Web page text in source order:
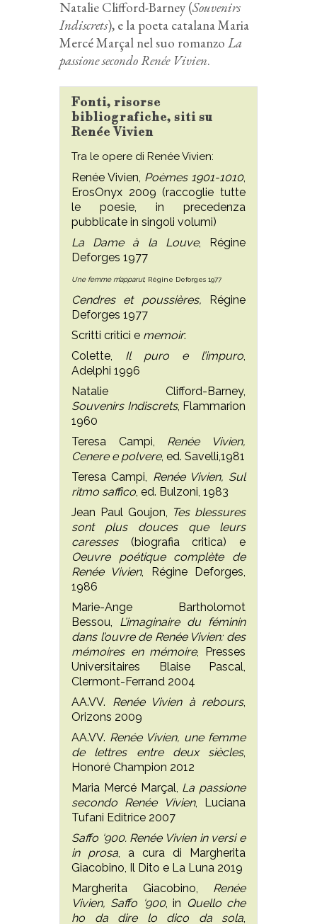
Natalie Clifford-Barney (Souvenirs
Indiscrets), e la poeta catalana Maria
Mercé Marçal nel suo romanzo La
passione secondo Renée Vivien.
Fonti, risorse
bibliografiche, siti su
Renée Vivien
Tra le opere di Renée Vivien:
Renée Vivien, Poèmes 1901-1010,
ErosOnyx 2009 (raccoglie tutte
le poesie, in precedenza
pubblicate in singoli volumi)
La Dame à la Louve, Régine
Deforges 1977
Une femme m’apparut, Régine Deforges 1977
Cendres et poussières, Régine
Deforges 1977
Scritti critici e memoir:
Colette, Il puro e l’impuro
Adelphi 1996
Natalie Clifford-Barney,
Souvenirs Indiscrets, Flammarion
1960
Teresa Campi, Renée Vivien,
Cenere e polvere, ed. Savelli,1981
Teresa Campi, Renée Vivien, Sul
ritmo saffico , ed. Bulzoni, 1983
Jean Paul Goujon,
Tes blessures
sont plus douces que leurs
caresses(biografia critica) e
Oeuvre poétique complète de
Renée Vivien, Régine Deforges,
1986
Marie-Ange Bartholomot
Bessou, L’imaginaire du féminin
dans l’ouvre de Renée Vivien: des
mémoires en mémoire, Presses
Universitaires Blaise Pascal,
Clermont-Ferrand 2004
AA.VV. Renée Vivien à rebours,
Orizons 2009
AA.VV. Renée Vivien, une femme
de lettres entre deux siècles,
Honoré Champion 2012
Maria Mercé Marçal, La passione
secondo Renée Vivien, Luciana
Tufani Editrice 2007
Saffo ‘900. Renée Vivien in versi e
in prosa , a cura di Margherita
Giacobino, Il Dito e La Luna 2019
Margherita Giacobino, Renée
Vivien, Saffo ‘900, in Quello che
ho da dire lo dico da sola